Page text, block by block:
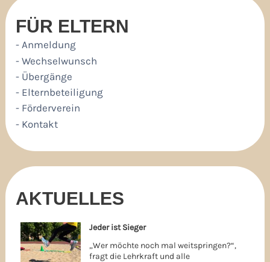
FÜR ELTERN
- Anmeldung
- Wechselwunsch
- Übergänge
- Elternbeteiligung
- Förderverein
- Kontakt
AKTUELLES
Jeder ist Sieger
„Wer möchte noch mal weitspringen?“,
fragt die Lehrkraft und alle